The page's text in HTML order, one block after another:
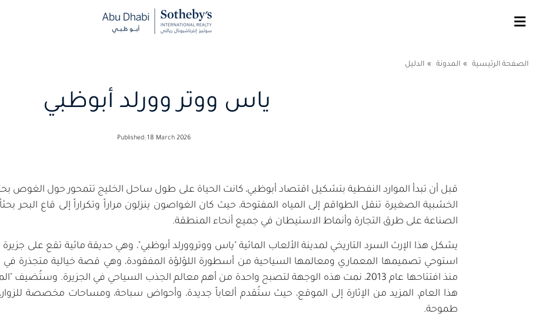
الصفحة الرئيسية المدونة الدليل
ياس ووتر وورلد أبوظبي
Published: 18 March 2026
قبل أن تبدأ الموارد النفطية بتشكيل اقتصاد أبوظبي، كانت الحياة على طول ساحل الخليج تتمحور حول الغوص
الخشبية الصغيرة تنقل الطواقم إلى المياه المفتوحة، حيث كان الغواصون ينزلون مراراً وتكراراً إلى قاع البحر
الصناعة على طرق التجارة وأنماط الاستيطان في جميع أنحاء المنطقة.
يشكل هذا الإرث السرد التاريخي لمدينة الألعاب المائية "ياس ووتروورلد أبوظبي"، وهي حديقة مائية تقع على
استوحي تصميمها المعماري ومعالمها السياحية من أسطورة اللؤلؤة المفقودة، وهي قصة خيالية متجذرة في
منذ افتتاحها عام 2013، نمت هذه الوجهة لتصبح واحدة من أهم معالم الجذب السياحي في الجزيرة.
هذا العام، المزيد من الإثارة إلى الموقع، حيث ستُقدم ألعاباً جديدة، وأحواض سباحة، ومساحات مخصصة
طموحة.